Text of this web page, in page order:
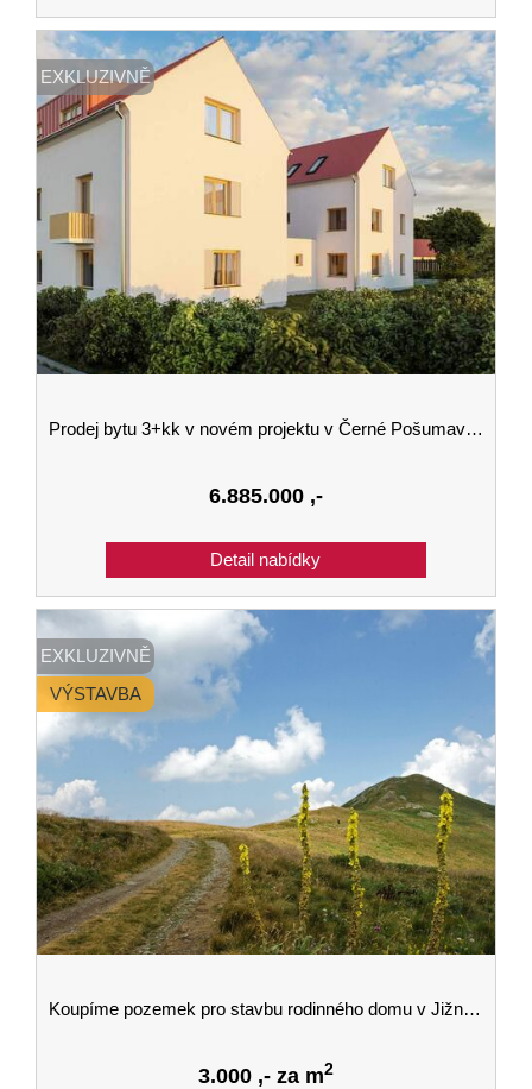
EXKLUZIVNĚ
Prodej bytu 3+kk v novém projektu v Černé Pošumaví budova A 1.podlaží
6.885.000 ,-
EXKLUZIVNĚ
VÝSTAVBA
Koupíme pozemek pro stavbu rodinného domu v Jižních Čechách - lokalita nerozhoduje
3.000 ,- za m2